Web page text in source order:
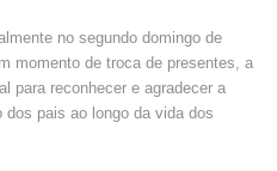
no segundo domingo de
momento de troca de presentes, a
para reconhecer e agradecer a
pais ao longo da vida dos